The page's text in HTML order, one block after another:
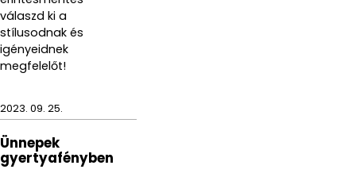
válaszd ki a
stílusodnak és
igényeidnek
megfelelőt!
2023. 09. 25.
Ünnepek
gyertyafényben